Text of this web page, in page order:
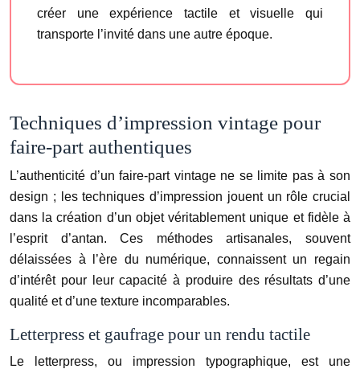
créer une expérience tactile et visuelle qui
transporte l’invité dans une autre époque.
Techniques d’impression vintage pour
faire-part authentiques
L’authenticité d’un faire-part vintage ne se limite pas à son
design ; les techniques d’impression jouent un rôle crucial
dans la création d’un objet véritablement unique et fidèle à
l’esprit d’antan. Ces méthodes artisanales, souvent
délaissées à l’ère du numérique, connaissent un regain
d’intérêt pour leur capacité à produire des résultats d’une
qualité et d’une texture incomparables.
Letterpress et gaufrage pour un rendu tactile
Le letterpress, ou impression typographique, est une